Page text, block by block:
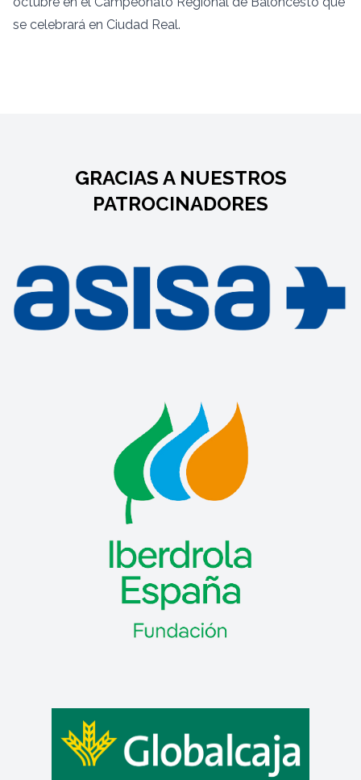
se celebrará en Ciudad Real.
GRACIAS A NUESTROS
PATROCINADORES